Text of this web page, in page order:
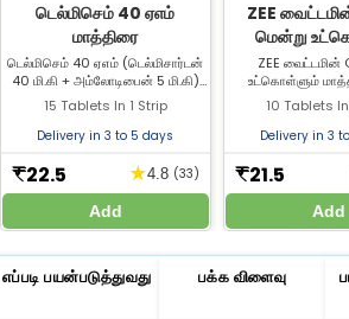
டெல்மிசெம் 40 ஏஎம்
மாத்திரை
டெல்மிசெம் 40 ஏஎம் (டெல்மிசார்டன்
40 மி.கி + அம்லோடிபைன் 5 மி.கி)
உயர் இரத்த அழுத்தம்
(ஹைப்பர்டென்ஷன்) சிகிச்சைக்கு
பயன்படுத்தப்படுகிறது. டெல்மிசெம்
வாங்குங்கள்.
15 Tablets In 1 Strip
Delivery in 3 to 5 days
₹22.5 ★4.8 (33)
Add
ZEE
மென்று
ZEE வைட்டமின்
உட்கொள்ளும்
எதிர்ப்பு சக்தியை
ஆரோக்கியத்தை
ஆன்டி-ஆக்ஸிடென்ட்
வைட்டமின் C
10 Tablets
Delivery in 3
₹21.5
Add
எப்படி பயன்படுத்துவது பக்க விளைவு